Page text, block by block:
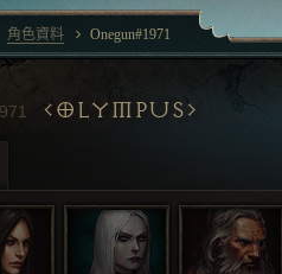
OLYMPUS
角色資料 Onegun#1971